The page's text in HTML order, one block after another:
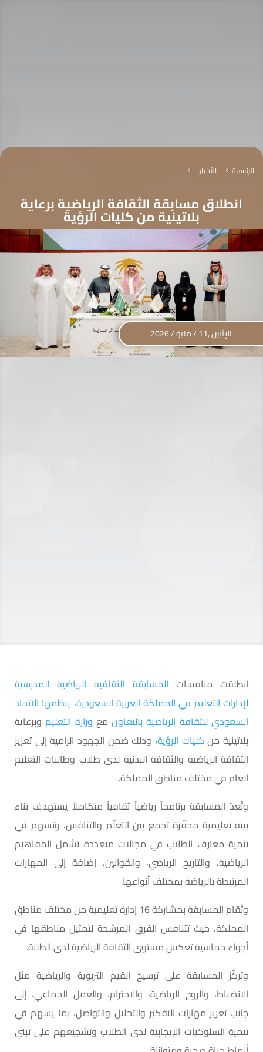
الرئيسية 4 الأخبار 4
انطلاق مسابقة الثقافة الرياضية برعاية
بلاتينية من كليات الرؤية
الإثنين ,11 / مايو / 2026
انطلقت منافسات المسابقة الثقافية الرياضية المدرسية
لإدارات التعليم في المملكة العربية السعودية، ينظمها الاتحاد
السعودي للثقافة الرياضية بالتعاونمع وزارة التعليموبرعاية
بلاتينية من كليات الرؤية، وذلك ضمن الجهود الرامية إلى تعزيز
الثقافة الرياضية والثقافة البدنية لدى طلاب وطالبات التعليم
العام في مختلف مناطق المملكة.
وتُعدّ المسابقة برنامجاً رياضياً ثقافياً متكاملاً يستهدف بناء
بيئة تعليمية محفّزة تجمع بين التعلّم والتنافس، وتسهم في
تنمية معارف الطلاب في مجالات متعددة تشمل المفاهيم
الرياضية، والتاريخ الرياضي، والقوانين، إضافة إلى المهارات
المرتبطة بالرياضة بمختلف أنواعها.
وتُقام المسابقة بمشاركة 16 إدارة تعليمية من مختلف مناطق
المملكة، حيث تتنافس الفرق المرشحة لتمثيل مناطقها في
أجواء حماسية تعكس مستوى الثقافة الرياضية لدى الطلبة.
وتركّز المسابقة على ترسيخ القيم التربوية والرياضية مثل
الانضباط، والروح الرياضية، والاحترام، والعمل الجماعي، إلى
جانب تعزيز مهارات التفكير والتحليل والتواصل، بما يسهم في
تنمية السلوكيات الإيجابية لدى الطلاب وتشجيعهم على تبني